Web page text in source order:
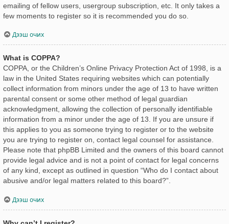
emailing of fellow users, usergroup subscription, etc. It only takes a
few moments to register so it is recommended you do so.
Дээш очих
What is COPPA?
COPPA, or the Children’s Online Privacy Protection Act of 1998, is a
law in the United States requiring websites which can potentially
collect information from minors under the age of 13 to have written
parental consent or some other method of legal guardian
acknowledgment, allowing the collection of personally identifiable
information from a minor under the age of 13. If you are unsure if
this applies to you as someone trying to register or to the website
you are trying to register on, contact legal counsel for assistance.
Please note that phpBB Limited and the owners of this board cannot
provide legal advice and is not a point of contact for legal concerns
of any kind, except as outlined in question “Who do I contact about
abusive and/or legal matters related to this board?”.
Дээш очих